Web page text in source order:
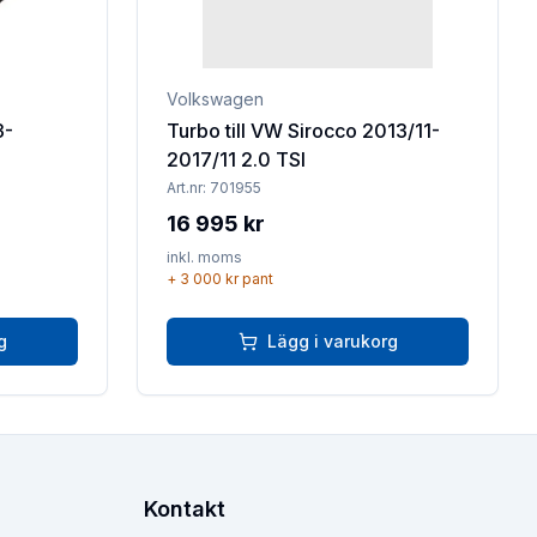
Volkswagen
Turbo till VW Sirocco 2013/11-
2017/11 2.0 TSI
Art.nr: 701955
16 995 kr
inkl. moms
+ 3 000 krpant
Lägg i varukorg
Kontakt